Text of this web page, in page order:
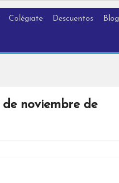
Colégiate Descuentos Blog
noviembre de